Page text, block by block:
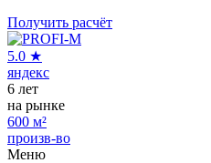
Получить расчёт
5.0 ★
яндекс
6 лет
на рынке
600 м²
произв-во
Меню